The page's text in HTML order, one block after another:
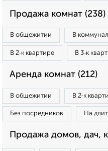
Продажа комнат (238)
В общежитии В
В 2‑к квартире В 3‑к
Аренда комнат (212)
В общежитии В 2‑к
Без посредников На
Продажа домов, дач,